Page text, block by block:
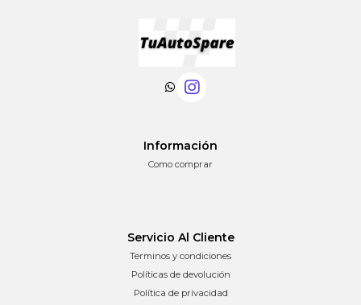
Información
Como comprar
Servicio Al Cliente
Terminos y condiciones
Políticas de devolución
Política de privacidad